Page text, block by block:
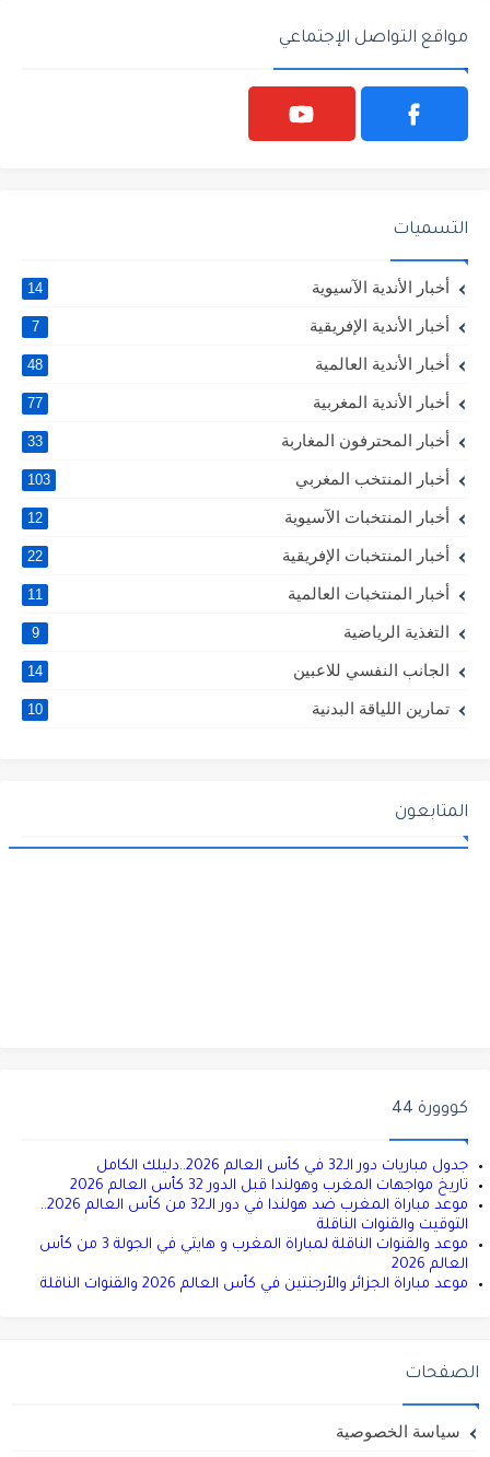
مواقع التواصل الإجتماعي
التسميات
أخبار الأندية الآسيوية 14
أخبار الأندية الإفريقية 7
أخبار الأندية العالمية 48
أخبار الأندية المغربية 77
أخبار المحترفون المغاربة 33
أخبار المنتخب المغربي 103
أخبار المنتخبات الآسيوية 12
أخبار المنتخبات الإفريقية 22
أخبار المنتخبات العالمية 11
التغذية الرياضية 9
الجانب النفسي للاعبين 14
تمارين اللياقة البدنية 10
المتابعون
كووورة 44
جدول مباريات دور الـ32 في كأس العالم 2026..دليلك الكامل
تاريخ مواجهات المغرب وهولندا قبل الدور 32 كأس العالم 2026
موعد مباراة المغرب ضد هولندا في دور الـ32 من كأس العالم 2026..
التوقيت والقنوات الناقلة
موعد والقنوات الناقلة لمباراة المغرب و هايتي في الجولة 3 من كأس
العالم 2026
موعد مباراة الجزائر والأرجنتين في كأس العالم 2026 والقنوات الناقلة
الصفحات
سياسة الخصوصية